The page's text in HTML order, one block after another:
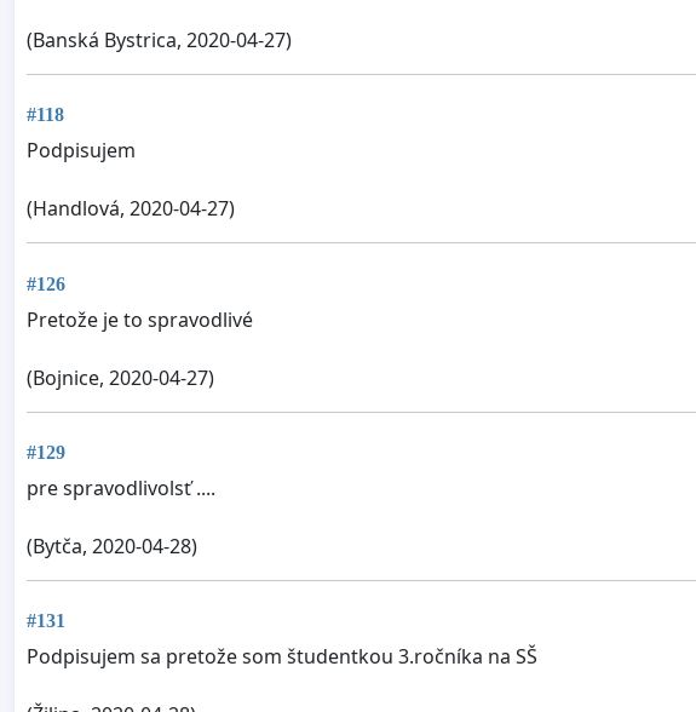
(Banská Bystrica, 2020-04-27)
#118
Podpisujem
(Handlová, 2020-04-27)
#126
Pretože je to spravodlivé
(Bojnice, 2020-04-27)
#129
pre spravodlivolsť ....
(Bytča, 2020-04-28)
#131
Podpisujem sa pretože som študentkou 3.ročníka na SŠ